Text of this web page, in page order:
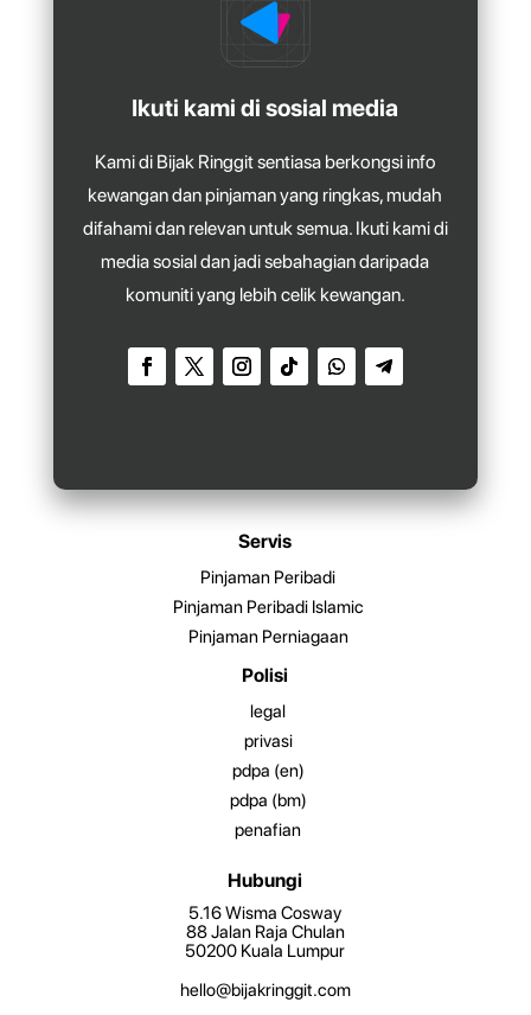
Ikuti kami di sosial media
Kami di Bijak Ringgit sentiasa berkongsi info
kewangan dan pinjaman yang ringkas, mudah
difahami dan relevan untuk semua. Ikuti kami di
media sosial dan jadi sebahagian daripada
komuniti yang lebih celik kewangan.
Servis
Pinjaman Peribadi
Pinjaman Peribadi Islamic
Pinjaman Perniagaan
Polisi
legal
privasi
pdpa (en)
pdpa (bm)
penafian
Hubungi
5.16 Wisma Cosway
88 Jalan Raja Chulan
50200 Kuala Lumpur
hello@bijakringgit.com